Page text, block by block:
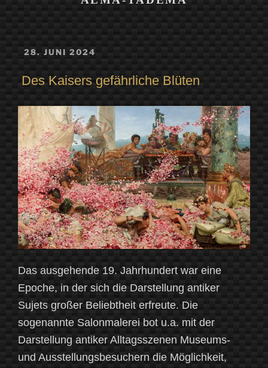
VERÖFFENTLICHT
28. JUNI 2024
Des Kaisers gefährliche Blüten
Das ausgehende 19. Jahrhundert war eine
Epoche, in der sich die Darstellung antiker
Sujets großer Beliebtheit erfreute. Die
sogenannte Salonmalerei bot u.a. mit der
Darstellung antiker Alltagsszenen Museums-
und Ausstellungsbesuchern die Möglichkeit,